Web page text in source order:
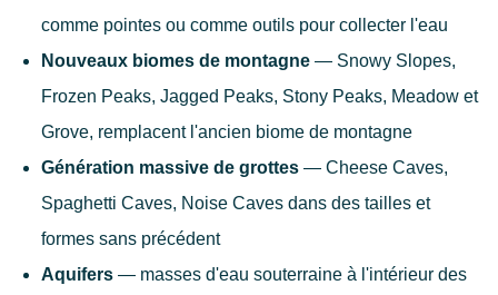
comme pointes ou comme outils pour collecter l'eau
Nouveaux biomes de montagne— Snowy Slopes,
Frozen Peaks, Jagged Peaks, Stony Peaks, Meadow et
Grove, remplacent l'ancien biome de montagne
Génération massive de grottes— Cheese Caves,
Spaghetti Caves, Noise Caves dans des tailles et
formes sans précédent
Aquifers— masses d'eau souterraine à l'intérieur des